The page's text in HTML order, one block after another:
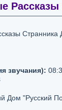
Рассказы
Странника
звучания):
Дом "Русский